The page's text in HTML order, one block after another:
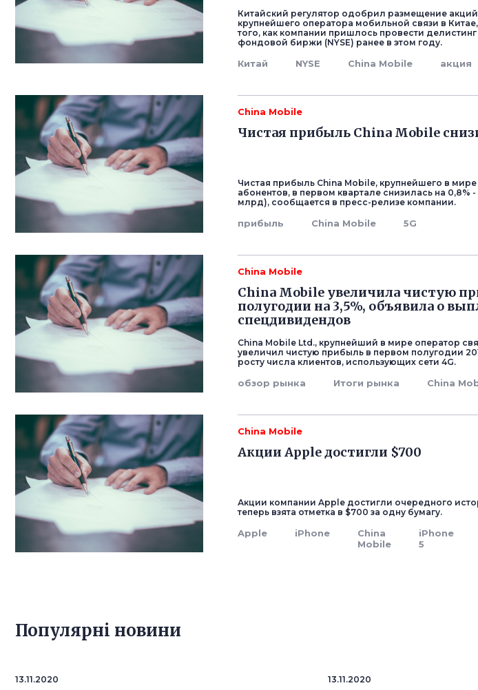
Китайский регулятор одобрил размещение
крупнейшего оператора мобильной связи в
того, как компании пришлось провести
фондовой биржи (NYSE) ранее в этом году.
Китай NYSE China Mobile акция
China Mobile
Чистая прибыль China Mobile
Чистая прибыль China Mobile, крупнейшего в
абонентов, в первом квартале снизилась на 0,8%
млрд), сообщается в пресс-релизе компании.
прибыль China Mobile 5G
China Mobile
China Mobile увеличила чистую
полугодии на 3,5%, объявила о
спецдивидендов
China Mobile Ltd., крупнейший в мире оператор
увеличил чистую прибыль в первом полугодии
росту числа клиентов, использующих сети 4G.
обзор рынка Итоги рынка China
China Mobile
Акции Apple достигли $700
Акции компании Apple достигли очередного
теперь взята отметка в $700 за одну бумагу.
Apple iPhone
China
Mobile
iPhone
5
Популярнi новини
13.11.2020 13.11.2020